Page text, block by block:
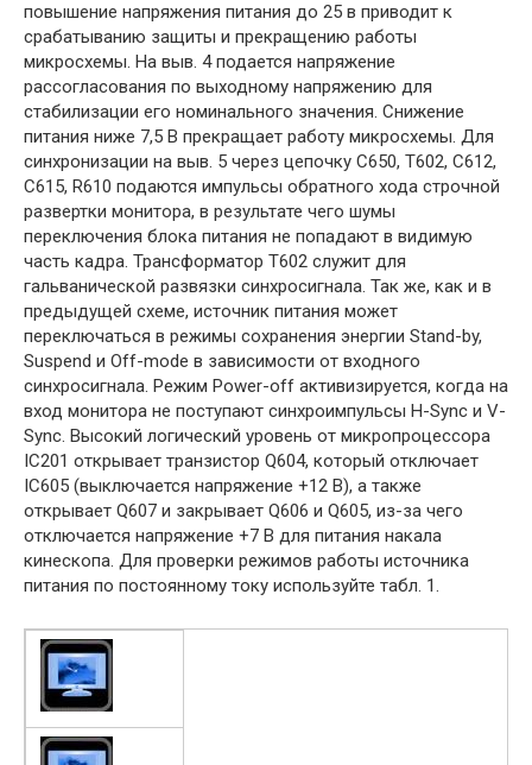
повышение напряжения питания до 25 в приводит к
срабатыванию защиты и прекращению работы
микросхемы. На выв. 4 подается напряжение
рассогласования по выходному напряжению для
стабилизации его номинального значения. Снижение
питания ниже 7,5 В прекращает работу микросхемы. Для
синхронизации на выв. 5 через цепочку С650, Т602, С612,
С615, R610 подаются импульсы обратного хода строчной
развертки монитора, в результате чего шумы
переключения блока питания не попадают в видимую
часть кадра. Трансформатор Т602 служит для
гальванической развязки синхросигнала. Так же, как и в
предыдущей схеме, источник питания может
переключаться в режимы сохранения энергии Stand-by,
Suspend и Off-mode в зависимости от входного
синхросигнала. Режим Power-off активизируется, когда на
вход монитора не поступают синхроимпульсы H-Sync и V-
Sync. Высокий логический уровень от микропроцессора
IC201 открывает транзистор Q604, который отключает
IC605 (выключается напряжение +12 В), а также
открывает Q607 и закрывает Q606 и Q605, из-за чего
отключается напряжение +7 В для питания накала
кинескопа. Для проверки режимов работы источника
питания по постоянному току используйте табл. 1.